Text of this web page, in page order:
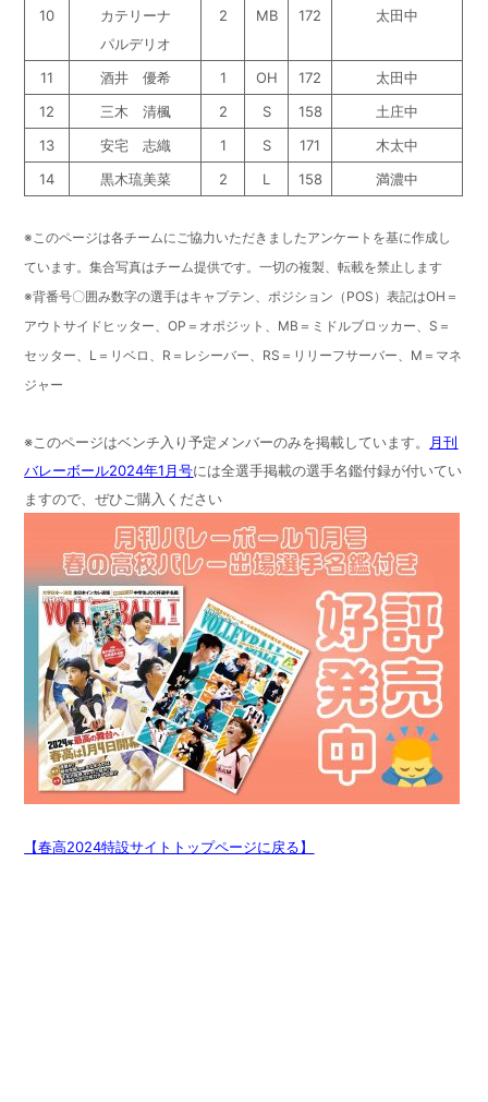
10
カテリーナ
パルデリオ
2 MB 172 太田中
11 酒井 優希 1 OH 172
太田中
12
三木 清楓 2 S 158
土庄中
13
安宅 志織 1 S 171
木太中
14
黒木琉美菜 2 L 158 満濃中
※このページは各チームにご協力いただきましたアンケートを基に作成し
ています。集合写真はチーム提供です。一切の複製、転載を禁止します
※背番号〇囲み数字の選手はキャプテン、ポジション（POS）表記はOH＝
アウトサイドヒッター、OP＝オポジット、MB＝ミドルブロッカー、S＝
セッター、L＝リベロ、R＝レシーバー、RS＝リリーフサーバー、M＝マネ
ジャー
※このページはベンチ入り予定メンバーのみを掲載しています。
月刊
バレーボール2024年1月号には全選手掲載の選手名鑑付録が付いてい
ますので、ぜひご購入ください
【春高2024特設サイトトップページに戻る】